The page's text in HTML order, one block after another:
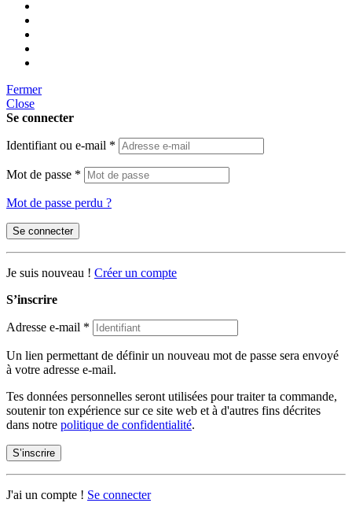
Fermer
Close
Se connecter
Identifiant ou e-mail *
Mot de passe *
Mot de passe perdu ?
Se connecter
Je suis nouveau ! Créer un compte
S’inscrire
Adresse e-mail *
Un lien permettant de définir un nouveau mot de passe sera envoyé
à votre adresse e-mail.
Tes données personnelles seront utilisées pour traiter ta commande,
soutenir ton expérience sur ce site web et à d'autres fins décrites
dans notre politique de confidentialité.
S’inscrire
J'ai un compte ! Se connecter